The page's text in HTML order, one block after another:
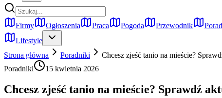
Firmy Ogłoszenia Praca Pogoda Przewodnik
Lifestyle
Strona główna
Poradniki
Chcesz zjeść tanio na mieście?
Poradniki
15 kwietnia 2026
Chcesz zjeść tanio na mieście? Sprawdź